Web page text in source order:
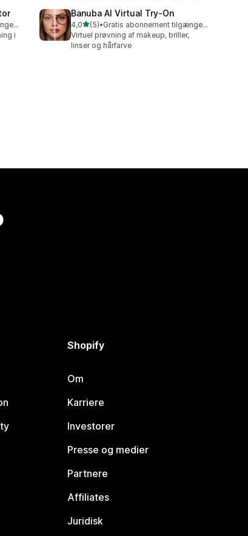
Gratis abonnement tilgængeligt
i
Banuba AI Virtual Try‑On
4,0ud af 5 stjerner
(5)
5 anmeldelser i alt
•
Gratis abonnement tilgængeligt
Virtuel prøvning af makeup, briller,
linser og hårfarve
Shopify
Om
Karriere
Investorer
Presse og medier
Partnere
Affiliates
Juridisk